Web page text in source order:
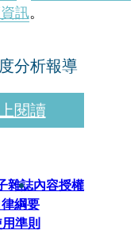
訊。
分析報導
閱讀
雜誌內容授權
綱要
用準則